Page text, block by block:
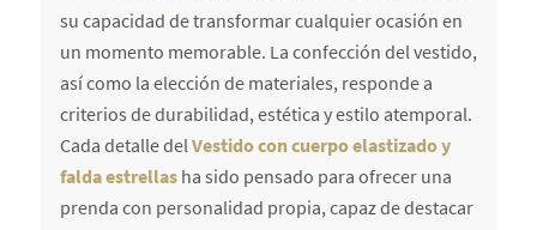
su capacidad de transformar cualquier ocasión en
un momento memorable. La confección del vestido,
así como la elección de materiales, responde a
criterios de durabilidad, estética y estilo atemporal.
Cada detalle del Vestido con cuerpo elastizado y
falda estrellasha sido pensado para ofrecer una
prenda con personalidad propia, capaz de destacar